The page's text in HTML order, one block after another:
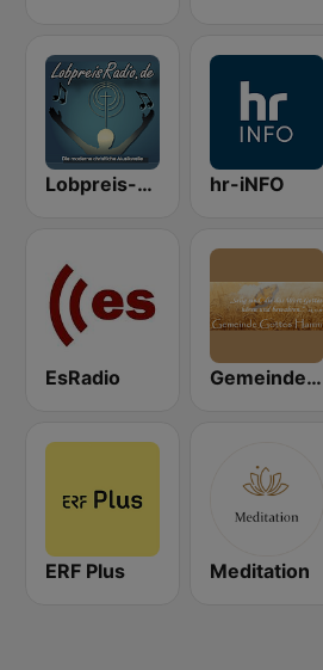
Lobpreis-Radio hr-iNFO
EsRadio Gemeinde Gottes Hamm
ERF Plus Meditation